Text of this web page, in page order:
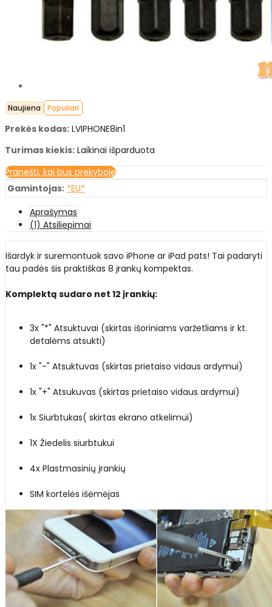
Naujiena Populiari
Prekės kodas: LVIPHONE8in1
Turimas kiekis: Laikinai išparduota
Pranešti, kai bus prekyboje
Gamintojas: *EU*
Aprašymas
(1) Atsiliepimai
Išardyk ir suremontuok savo iPhone ar iPad pats! Tai padaryti
tau padės šis praktiškas 8 įrankų kompektas.
Komplektą sudaro net 12 įrankių:
3x "*" Atsuktuvai (skirtas išoriniams varžetliams ir kt.
detalėms atsukti)
1x "-" Atsuktuvas (skirtas prietaiso vidaus ardymui)
1x "+" Atsukuvas (skirtas prietaiso vidaus ardymui)
1x Siurbtukas( skirtas ekrano atkelimui)
1X Žiedelis siurbtukui
4x Plastmasinių įrankių
SIM kortelės išėmėjas